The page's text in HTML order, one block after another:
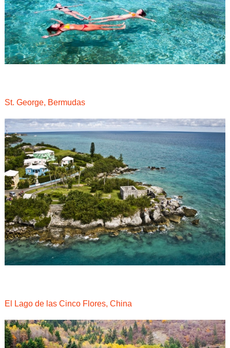
St. George, Bermudas
El Lago de las Cinco Flores, China